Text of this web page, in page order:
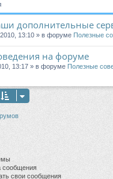
дополнительные
13:10 » в форуме Полезные
на форуме
13:17 » в форуме Полезные
сообщения
свои сообщения